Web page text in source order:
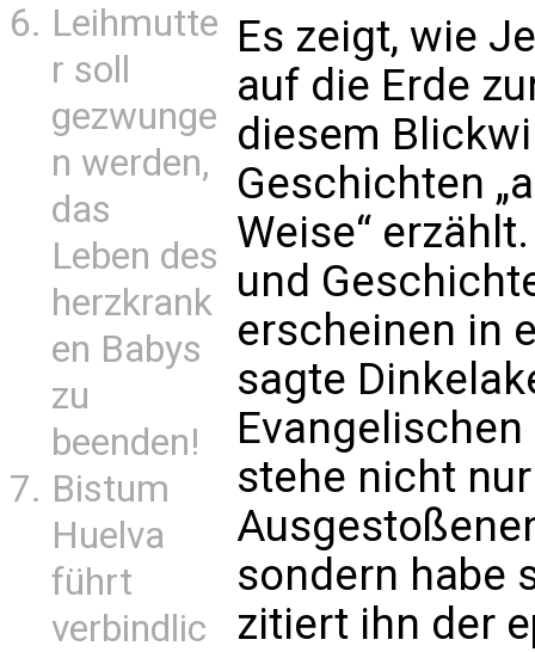
Leihmutte
r soll
gezwunge
n werden,
das
Leben des
herzkrank
en Babys
zu
beenden!
Bistum
Huelva
führt
verbindlic
Es zeigt, wie
auf die Erde
diesem
Geschichten
Weise“
und
erscheinen in
sagte
stehe nicht
sondern habe
zitiert ihn der